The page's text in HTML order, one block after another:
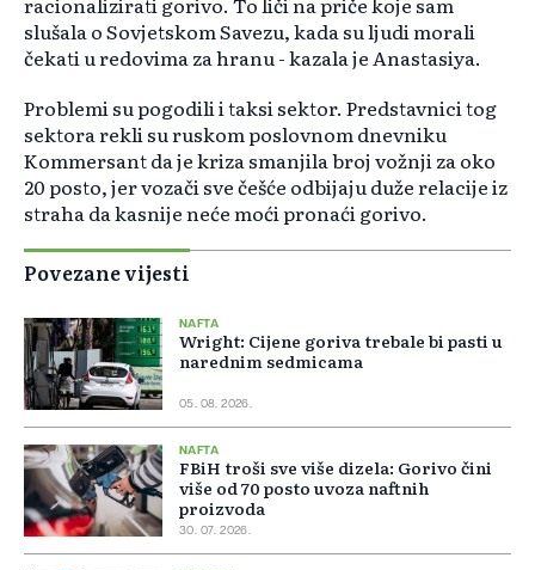
slušala o Sovjetskom Savezu, kada su ljudi morali
čekati u redovima za hranu - kazala je Anastasiya.
Problemi su pogodili i taksi sektor. Predstavnici tog
sektora rekli su ruskom poslovnom dnevniku
Kommersant da je kriza smanjila broj vožnji za oko
20 posto, jer vozači sve češće odbijaju duže relacije iz
straha da kasnije neće moći pronaći gorivo.
Povezane vijesti
NAFTA
Wright: Cijene goriva trebale bi pasti u
narednim sedmicama
05. 08. 2026.
NAFTA
FBiH troši sve više dizela: Gorivo čini
više od 70 posto uvoza naftnih
proizvoda
30. 07. 2026.